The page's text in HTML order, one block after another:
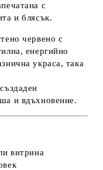
с
и блясък.
червено с
енергийно
украса, така
създаден
и вдъхновение.
витрина